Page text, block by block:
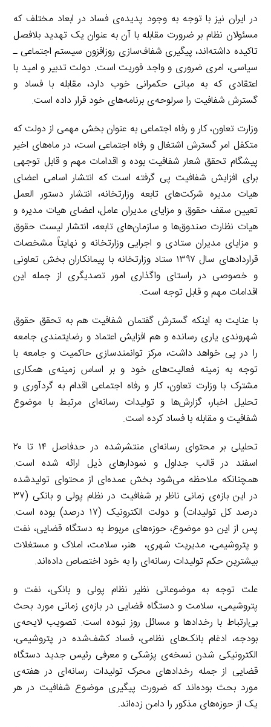
در ایران نیز با توجه به وجود پدیده‌ی فساد در ابعاد مختلف که
مسئولان نظام بر ضرورت مقابله با آن به عنوان یک تهدید بلافصل
تاکیده داشته‌اند، پیگیری شفاف‌سازی روزافزون سیستم اجتماعی ـ
سیاسی، امری ضروری و واجد فوریت است. دولت تدبیر و امید با
اعتقادی که به مبانی حکمرانی خوب دارد، مقابله با فساد و
گسترش شفافیت را سرلوحه‌ی برنامه‌های خود قرار داده است.
وزارت تعاون، کار و رفاه اجتماعی به عنوان بخش مهمی از دولت که
متکفل امر گسترش اشتغال و رفاه اجتماعی است، در ماه‌های اخیر
پیشگام تحقق شعار شفافیت بوده و اقدامات مهم و قابل توجهی
برای افزایش شفافیت پی گرفته است که انتشار اسامی اعضای
هیات مدیره شرکت‌های تابعه وزارتخانه، انتشار دستور العمل
تعیین سقف حقوق و مزایای مدیران عامل، اعضای هیات مدیره و
هیات نظارت صندوق‌ها و سازمان‌های تابعه، انتشار لیست حقوق
و مزایای مدیران ستادی و اجرایی وزارتخانه و نهایتاً مشخصات
قراردادهای سال ۱۳۹۷ ستاد وزارتخانه با پیمانکاران بخش تعاونی
و خصوصی در راستای واگذاری امور تصدیگری از جمله این
اقدامات مهم و قابل توجه است.
با عنایت به اینکه گسترش گفتمان شفافیت هم به تحقق حقوق
شهروندی یاری رسانده و هم افزایش اعتماد و رضایتمندی جامعه
را در پی خواهد داشت، مرکز توانمندسازی حاکمیت و جامعه با
توجه به زمینه فعالیت‌های خود و بر اساس زمینه‌ی همکاری
مشترک با وزارت تعاون، کار و رفاه اجتماعی اقدام به گردآوری و
تحلیل اخبار، گزارش‌ها و تولیدات رسانه‌ای مرتبط با موضوع
شفافیت و مقابله با فساد کرده است.
تحلیلی بر محتوای رسانه‌ای منتشرشده در حدفاصل ۱۴ تا ۲۰
اسفند در قالب جداول و نمودارهای ذیل ارائه شده است.
همچنانکه ملاحظه می‌شود بخش عمده‌ای از محتوای تولیدشده
در این بازه‌ی زمانی ناظر بر شفافیت در نظام پولی و بانکی (۳۷
درصد کل تولیدات) و دولت الکترونیک (۱۷ درصد) بوده است.
پس از این دو موضوع، حوزه‌های مربوط به دستگاه قضایی، نفت
و پتروشیمی، مدیریت شهری، هنر، سلامت، املاک و مستغلات
بیشترین حکم تولیدات رسانه‌ای را به خود اختصاص داده‌اند.
علت توجه به موضوعاتی نظیر نظام پولی و بانکی، نفت و
پتروشیمی، سلامت و دستگاه قضایی در بازه‌ی زمانی مورد بحث
بی‌ارتباط با رخدادها و مسائل روز نبوده است. تصویب لایحه‌ی
بودجه، ادغام بانک‌های نظامی، فساد کشف‌شده در پتروشیمی،
الکترونیکی شدن نسخه‌ی پزشکی و معرفی رئیس جدید دستگاه
قضایی از جمله رخدادهای محرک تولیدات رسانه‌ای در هفته‌ی
مورد بحث بوده‌اند که ضرورت پیگیری موضوع شفافیت در هر
یک از حوزه‌های مذکور را دامن زده‌اند.